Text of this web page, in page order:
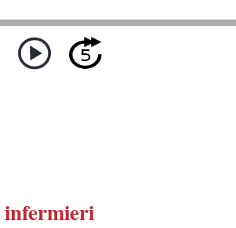
infermieri